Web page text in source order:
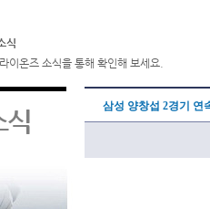
식
이온즈 소식을 통해 확인해 보세요.
식 삼성 양창섭 2경기 연